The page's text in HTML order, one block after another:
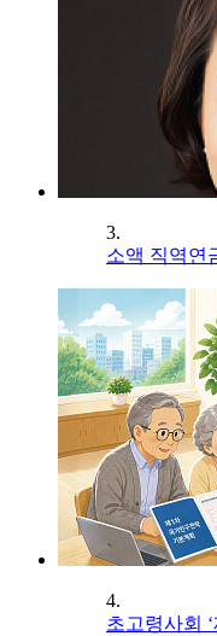
3.
소액 직역연
4.
초고령사회